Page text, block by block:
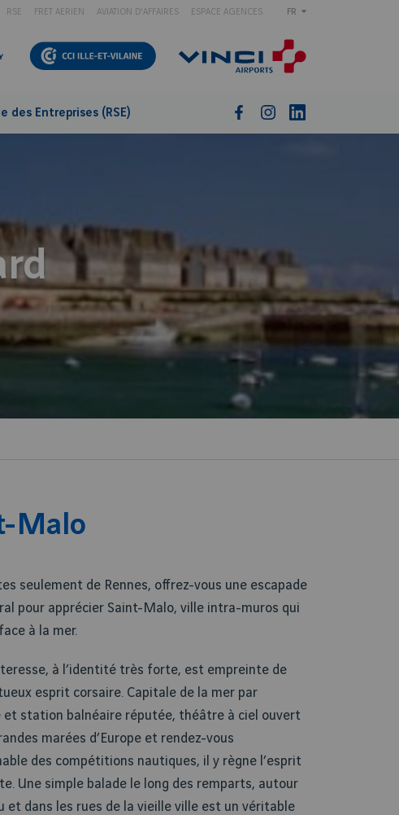
RSE FRET AERIEN AVIATION D'AFFAIRES ESPACE AGENCES FR
des Entreprises (RSE)
Malo
seulement de Rennes, offrez-vous une escapade
pour apprécier Saint-Malo, ville intra-muros qui
à la mer.
à l’identité très forte, est empreinte de
esprit corsaire. Capitale de la mer par
et station balnéaire réputée, théâtre à ciel ouvert
marées d’Europe et rendez-vous
des compétitions nautiques, il y règne l’esprit
Une simple balade le long des remparts, autour
et dans les rues de la vieille ville est un véritable